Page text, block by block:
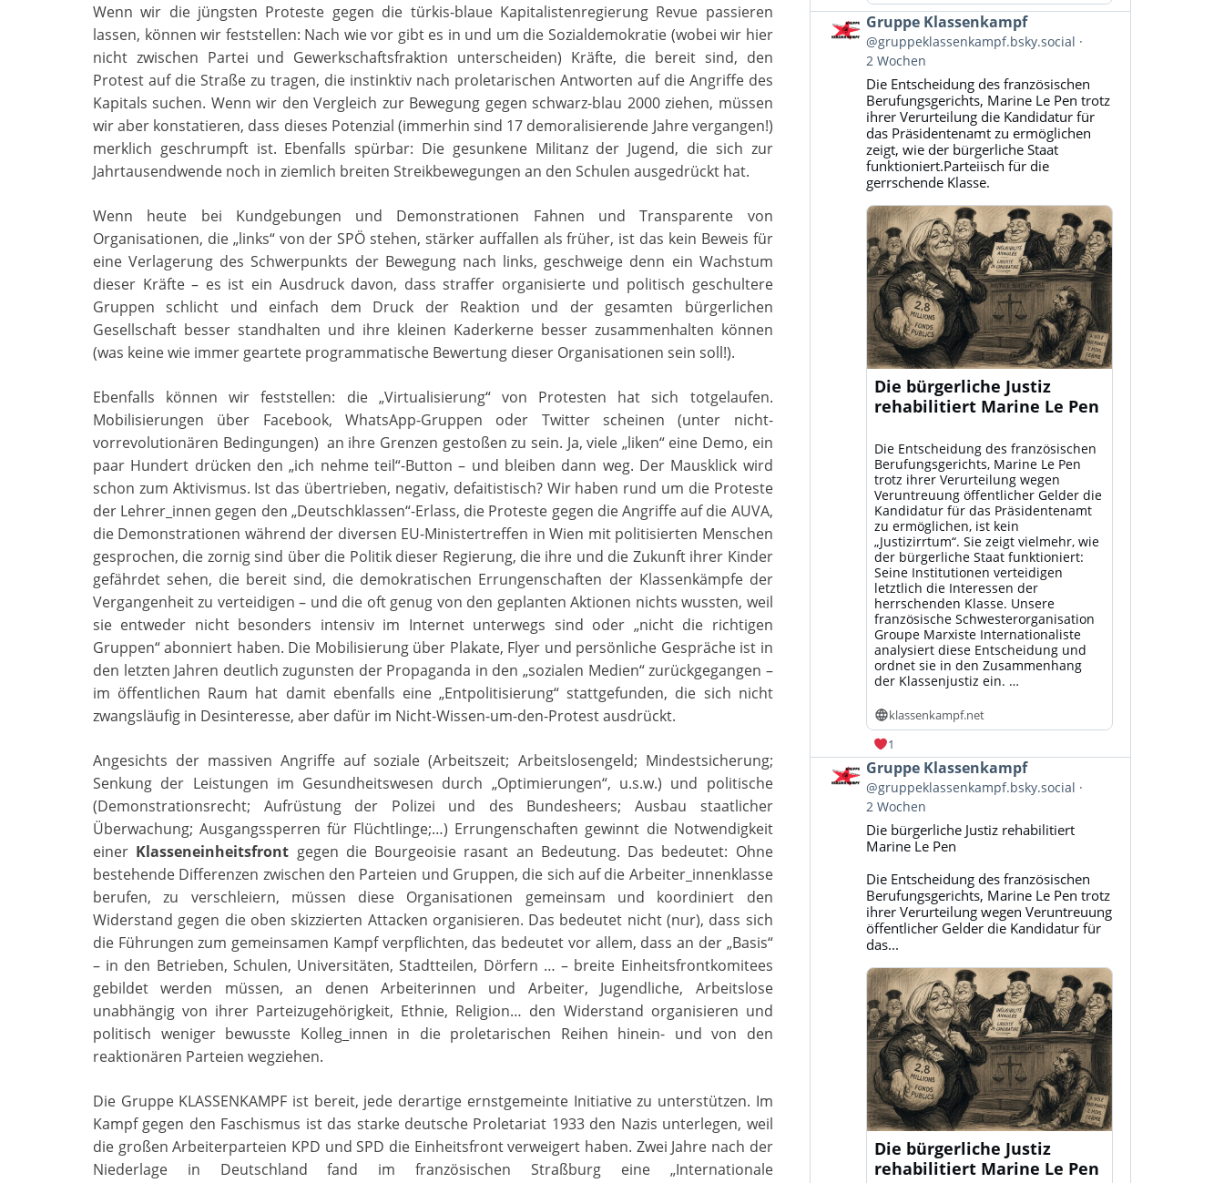
Wenn wir die jüngsten Proteste gegen die türkis-blaue Kapitalistenregierung Revue passieren
lassen, können wir feststellen: Nach wie vor gibt es in und um die Sozialdemokratie (wobei wir hier
nicht zwischen Partei und Gewerkschaftsfraktion unterscheiden) Kräfte, die bereit sind, den
Protest auf die Straße zu tragen, die instinktiv nach proletarischen Antworten auf die Angriffe des
Kapitals suchen. Wenn wir den Vergleich zur Bewegung gegen schwarz-blau 2000 ziehen, müssen
wir aber konstatieren, dass dieses Potenzial (immerhin sind 17 demoralisierende Jahre vergangen!)
merklich geschrumpft ist. Ebenfalls spürbar: Die gesunkene Militanz der Jugend, die sich zur
Jahrtausendwende noch in ziemlich breiten Streikbewegungen an den Schulen ausgedrückt hat.
Wenn heute bei Kundgebungen und Demonstrationen Fahnen und Transparente von
Organisationen, die „links“ von der SPÖ stehen, stärker auffallen als früher, ist das kein Beweis für
eine Verlagerung des Schwerpunkts der Bewegung nach links, geschweige denn ein Wachstum
dieser Kräfte – es ist ein Ausdruck davon, dass straffer organisierte und politisch geschultere
Gruppen schlicht und einfach dem Druck der Reaktion und der gesamten bürgerlichen
Gesellschaft besser standhalten und ihre kleinen Kaderkerne besser zusammenhalten können
(was keine wie immer geartete programmatische Bewertung dieser Organisationen sein soll!).
Ebenfalls können wir feststellen: die „Virtualisierung“ von Protesten hat sich totgelaufen.
Mobilisierungen über Facebook, WhatsApp-Gruppen oder Twitter scheinen (unter nicht-
vorrevolutionären Bedingungen) an ihre Grenzen gestoßen zu sein. Ja, viele „liken“ eine Demo, ein
paar Hundert drücken den „ich nehme teil“-Button – und bleiben dann weg. Der Mausklick wird
schon zum Aktivismus. Ist das übertrieben, negativ, defaitistisch? Wir haben rund um die Proteste
der Lehrer_innen gegen den „Deutschklassen“-Erlass, die Proteste gegen die Angriffe auf die AUVA,
die Demonstrationen während der diversen EU-Ministertreffen in Wien mit politisierten Menschen
gesprochen, die zornig sind über die Politik dieser Regierung, die ihre und die Zukunft ihrer Kinder
gefährdet sehen, die bereit sind, die demokratischen Errungenschaften der Klassenkämpfe der
Vergangenheit zu verteidigen – und die oft genug von den geplanten Aktionen nichts wussten, weil
sie entweder nicht besonders intensiv im Internet unterwegs sind oder „nicht die richtigen
Gruppen“ abonniert haben. Die Mobilisierung über Plakate, Flyer und persönliche Gespräche ist in
den letzten Jahren deutlich zugunsten der Propaganda in den „sozialen Medien“ zurückgegangen –
im öffentlichen Raum hat damit ebenfalls eine „Entpolitisierung“ stattgefunden, die sich nicht
zwangsläufig in Desinteresse, aber dafür im Nicht-Wissen-um-den-Protest ausdrückt.
Angesichts der massiven Angriffe auf soziale (Arbeitszeit; Arbeitslosengeld; Mindestsicherung;
Senkung der Leistungen im Gesundheitswesen durch „Optimierungen“, u.s.w.) und politische
(Demonstrationsrecht; Aufrüstung der Polizei und des Bundesheers; Ausbau staatlicher
Überwachung; Ausgangssperren für Flüchtlinge;…) Errungenschaften gewinnt die Notwendigkeit
einer Klasseneinheitsfront gegen die Bourgeoisie rasant an Bedeutung. Das bedeutet: Ohne
bestehende Differenzen zwischen den Parteien und Gruppen, die sich auf die Arbeiter_innenklasse
berufen, zu verschleiern, müssen diese Organisationen gemeinsam und koordiniert den
Widerstand gegen die oben skizzierten Attacken organisieren. Das bedeutet nicht (nur), dass sich
die Führungen zum gemeinsamen Kampf verpflichten, das bedeutet vor allem, dass an der „Basis“
– in den Betrieben, Schulen, Universitäten, Stadtteilen, Dörfern … – breite Einheitsfrontkomitees
gebildet werden müssen, an denen Arbeiterinnen und Arbeiter, Jugendliche, Arbeitslose
unabhängig von ihrer Parteizugehörigkeit, Ethnie, Religion… den Widerstand organisieren und
politisch weniger bewusste Kolleg_innen in die proletarischen Reihen hinein- und von den
reaktionären Parteien wegziehen.
Die Gruppe KLASSENKAMPF ist bereit, jede derartige ernstgemeinte Initiative zu unterstützen. Im
Kampf gegen den Faschismus ist das starke deutsche Proletariat 1933 den Nazis unterlegen, weil
die großen Arbeiterparteien KPD und SPD die Einheitsfront verweigert haben. Zwei Jahre nach der
Niederlage in Deutschland fand im französischen Straßburg eine „Internationale
Beitrag
von
Gruppe
Klassenkampf
Bluesky
ansehen
Gruppe Klassenkampf
@gruppeklassenkampf.bsky.social
2 Wochen
Die Entscheidung des französischen
Berufungsgerichts, Marine Le Pen trotz
ihrer Verurteilung die Kandidatur für
das Präsidentenamt zu ermöglichen
zeigt, wie der bürgerliche Staat
funktioniert.Parteiisch für die
gerrschende Klasse.
Die bürgerliche Justiz
rehabilitiert Marine Le Pen
Die Entscheidung des französischen
Berufungsgerichts, Marine Le Pen
trotz ihrer Verurteilung wegen
Veruntreuung öffentlicher Gelder die
Kandidatur für das Präsidentenamt
zu ermöglichen, ist kein
„Justizirrtum“. Sie zeigt vielmehr, wie
der bürgerliche Staat funktioniert:
Seine Institutionen verteidigen
letztlich die Interessen der
herrschenden Klasse. Unsere
französische Schwesterorganisation
Groupe Marxiste Internationaliste
analysiert diese Entscheidung und
ordnet sie in den Zusammenhang
der Klassenjustiz ein. …
klassenkampf.net
1
Beitrag
von
Gruppe
Klassenkampf
Bluesky
ansehen
Gruppe Klassenkampf
@gruppeklassenkampf.bsky.social
2 Wochen
Die bürgerliche Justiz rehabilitiert
Marine Le Pen
Die Entscheidung des französischen
Berufungsgerichts, Marine Le Pen trotz
ihrer Verurteilung wegen Veruntreuung
öffentlicher Gelder die Kandidatur für
das...
Die bürgerliche Justiz
rehabilitiert Marine Le Pen